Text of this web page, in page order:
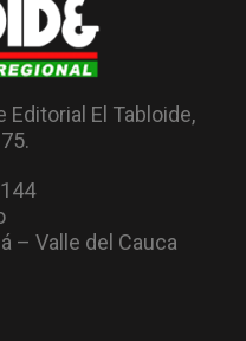
El Tabloide,
– Valle del Cauca